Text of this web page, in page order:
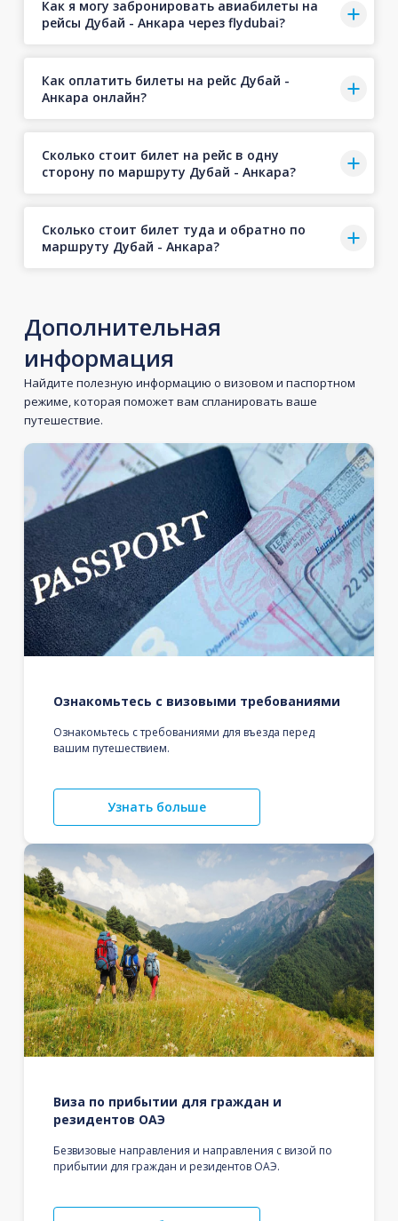
Как я могу забронировать авиабилеты на
рейсы Дубай - Анкара через flydubai?
Как оплатить билеты на рейс Дубай -
Анкара онлайн?
Сколько стоит билет на рейс в одну
сторону по маршруту Дубай - Анкара?
Сколько стоит билет туда и обратно по
маршруту Дубай - Анкара?
Дополнительная
информация
Найдите полезную информацию о визовом и паспортном
режиме, которая поможет вам спланировать ваше
путешествие.
Ознакомьтесь с визовыми требованиями
Ознакомьтесь с требованиями для въезда перед
вашим путешествием.
Узнать больше
Виза по прибытии для граждан и
резидентов ОАЭ
Безвизовые направления и направления с визой по
прибытии для граждан и резидентов ОАЭ.